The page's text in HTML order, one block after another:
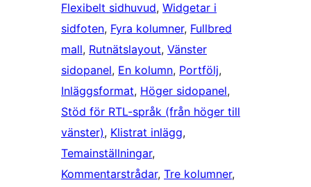
Flexibelt sidhuvud, Widgetar i
sidfoten, Fyra kolumner, Fullbred
mall, Rutnätslayout, Vänster
sidopanel, En kolumn, Portfölj
Inläggsformat, Höger sidopanel
Stöd för RTL-språk (från höger till
vänster), Klistrat inlägg
Temainställningar
Kommentarstrådar, Tre kolumner